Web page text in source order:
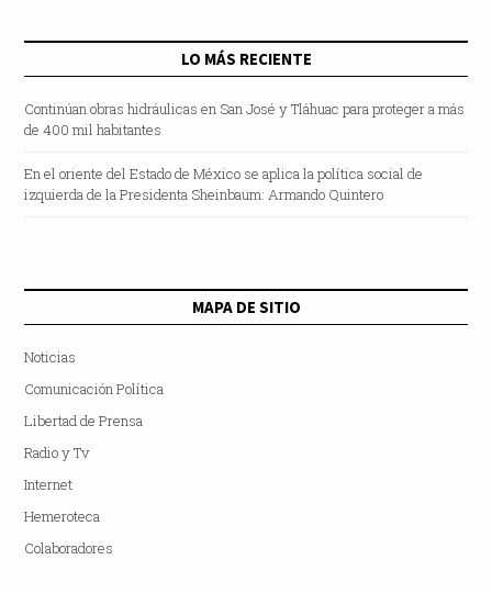
LO MÁS RECIENTE
Continúan obras hidráulicas en San José y Tláhuac para proteger a más
de 400 mil habitantes
En el oriente del Estado de México se aplica la política social de
izquierda de la Presidenta Sheinbaum: Armando Quintero
MAPA DE SITIO
Noticias
Comunicación Política
Libertad de Prensa
Radio y Tv
Internet
Hemeroteca
Colaboradores